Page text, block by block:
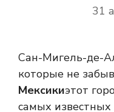
31
Сан-Мигель-де-
которые не
Мексикиэтот
самых